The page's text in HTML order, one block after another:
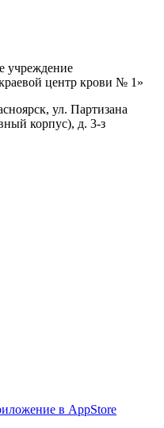
учреждение
центр крови № 1»
ул. Партизана
корпус), д. 3-з